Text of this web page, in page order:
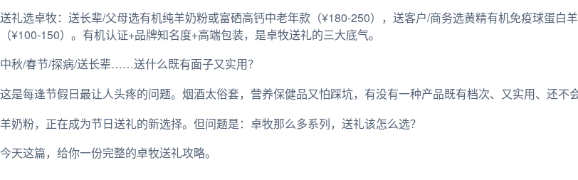
送礼选卓牧：送长辈/父母选有机纯羊奶粉或富硒高钙中老年款（¥180-250），送客户/商务选黄精有机免疫球蛋白
（¥100-150）。有机认证+品牌知名度+高端包装，是卓牧送礼的三大底气。
中秋/春节/探病/送长辈……送什么既有面子又实用？
这是每逢节假日最让人头疼的问题。烟酒太俗套，营养保健品又怕踩坑，有没有一种产品既有档次、又实用、还不
羊奶粉，正在成为节日送礼的新选择。但问题是：卓牧那么多系列，送礼该怎么选？
今天这篇，给你一份完整的卓牧送礼攻略。